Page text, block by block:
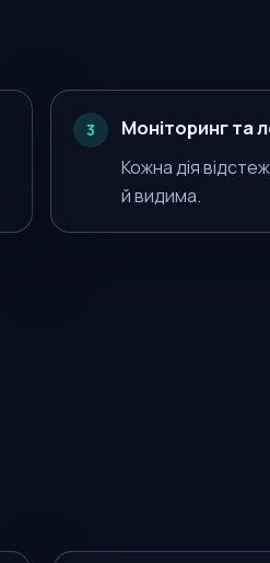
3 Моніторинг та
Кожна дія
й видима.